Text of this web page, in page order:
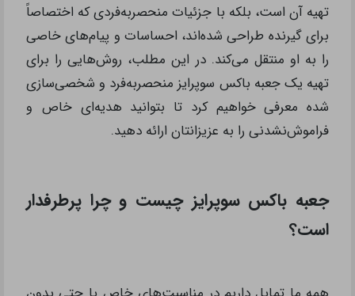
تهیه آن است، بلکه با جزئیات منحصربه‌فردی که اختصاصاً
برای گیرنده طراحی شده‌اند، احساسات و پیام‌های خاصی
را به او منتقل می‌کند. در این مطلب، روش‌هایی را برای
تهیه یک جعبه باکس سوپرایز منحصربه‌فرد و شخصی‌سازی
شده معرفی خواهیم کرد تا بتوانید هدیه‌ای خاص و
فراموش‌نشدنی را به عزیزانتان ارائه دهید.
جعبه باکس سوپرایز چیست و چرا پرطرفدار
است؟